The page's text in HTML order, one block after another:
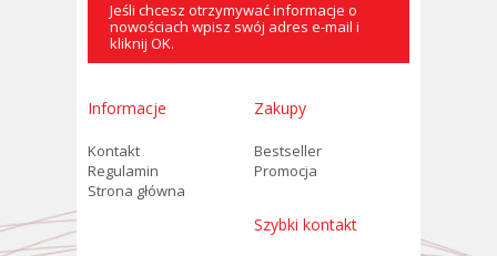
Jeśli chcesz otrzymywać informacje o
nowościach wpisz swój adres e-mail i
kliknij OK.
Informacje
Kontakt
Regulamin
Strona główna
Zakupy
Bestseller
Promocja
Szybki kontakt